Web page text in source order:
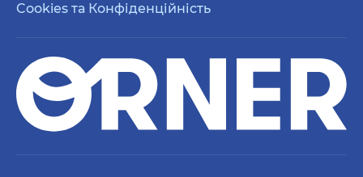
Cookies та Конфіденційність